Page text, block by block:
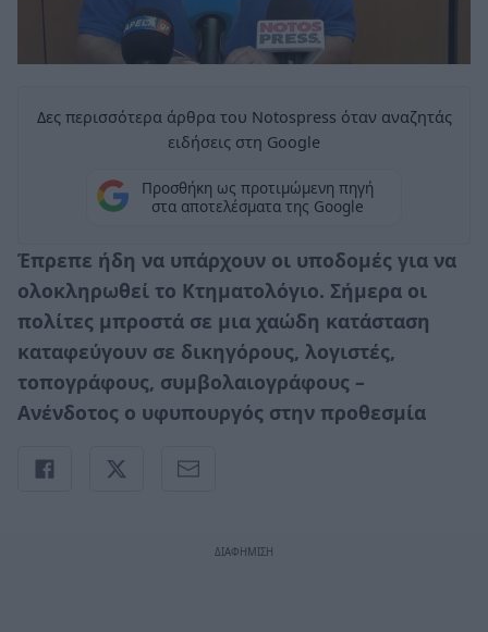
Δες περισσότερα άρθρα του Notospress όταν αναζητάς
ειδήσεις στη Google
Προσθήκη ως προτιμώμενη πηγή
στα αποτελέσματα της Google
Έπρεπε ήδη να υπάρχουν οι υποδομές για να
ολοκληρωθεί το Κτηματολόγιο. Σήμερα οι
πολίτες μπροστά σε μια χαώδη κατάσταση
καταφεύγουν σε δικηγόρους, λογιστές,
τοπογράφους, συμβολαιογράφους –
Ανένδοτος ο υφυπουργός στην προθεσμία